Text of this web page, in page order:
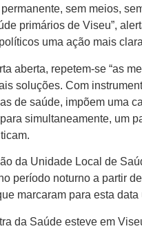
sem meios,
primários de Viseu”,
uma ação mais
aberta, repetem-se “as
soluções. Com
de saúde, impõem uma
simultaneamente, um
da Unidade Local de
período noturno a partir
marcaram para esta data
da Saúde esteve em